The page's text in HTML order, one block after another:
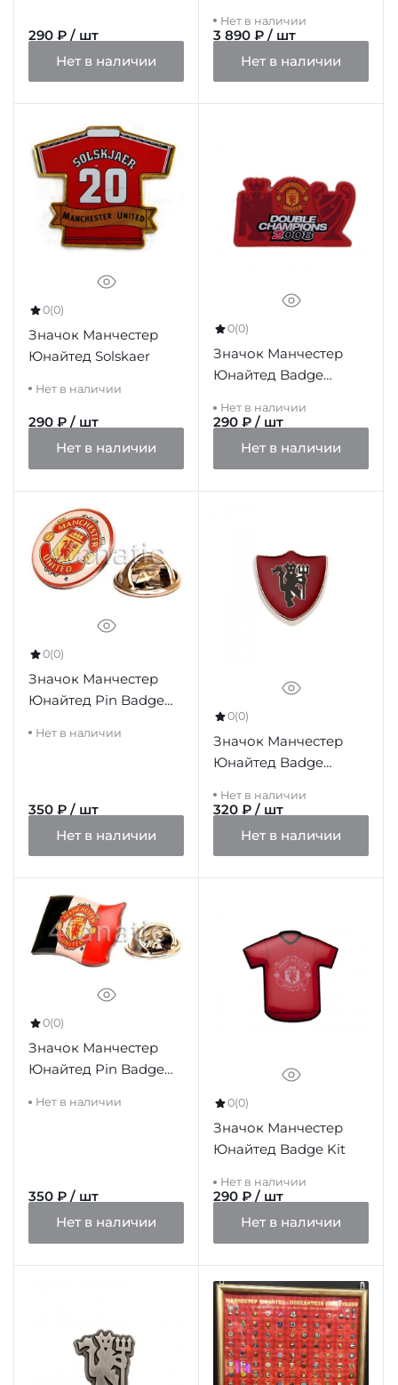
290 ₽ / шт
Нет в наличии
Нет в наличии
3 890 ₽ / шт
Нет в наличии
0(0)
Значок Манчестер
Юнайтед Solskaer
Нет в наличии
290 ₽ / шт
Нет в наличии
0(0)
Значок Манчестер
Юнайтед Badge
Нет в наличии
290 ₽ / шт
Нет в наличии
0(0)
Значок Манчестер
Юнайтед Pin Badge
Нет в наличии
350 ₽ / шт
Нет в наличии
0(0)
Значок Манчестер
Юнайтед Badge
Нет в наличии
320 ₽ / шт
Нет в наличии
0(0)
Значок Манчестер
Юнайтед Pin Badge
Нет в наличии
350 ₽ / шт
Нет в наличии
0(0)
Значок Манчестер
Юнайтед Badge Kit
Нет в наличии
290 ₽ / шт
Нет в наличии